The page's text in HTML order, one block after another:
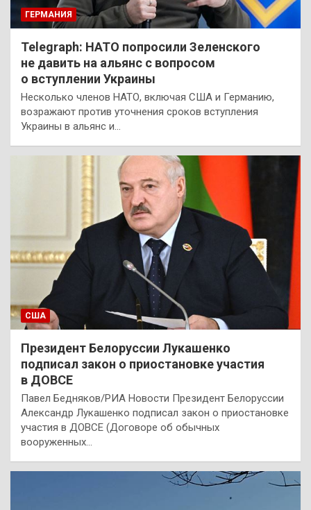
ГЕРМАНИЯ
Telegraph: НАТО попросили Зеленского
не давить на альянс с вопросом
о вступлении Украины
Несколько членов НАТО, включая США и Германию,
возражают против уточнения сроков вступления
Украины в альянс и…
США
Президент Белоруссии Лукашенко
подписал закон о приостановке участия
в ДОВСЕ
Павел Бедняков/РИА Новости Президент Белоруссии
Александр Лукашенко подписал закон о приостановке
участия в ДОВСЕ (Договоре об обычных
вооруженных…